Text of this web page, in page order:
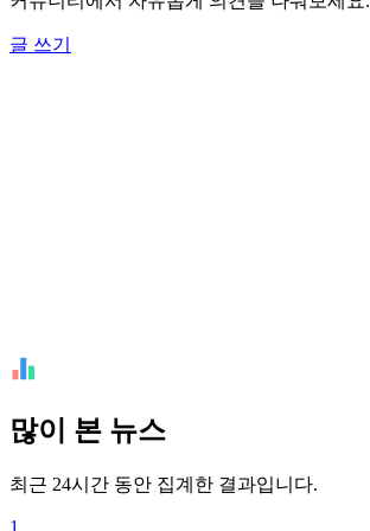
글 쓰기
많이 본 뉴스
최근 24시간 동안 집계한 결과입니다.
1